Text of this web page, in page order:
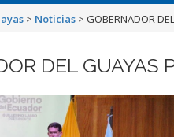
> Noticias > GOBERNADOR
DEL GUAYAS